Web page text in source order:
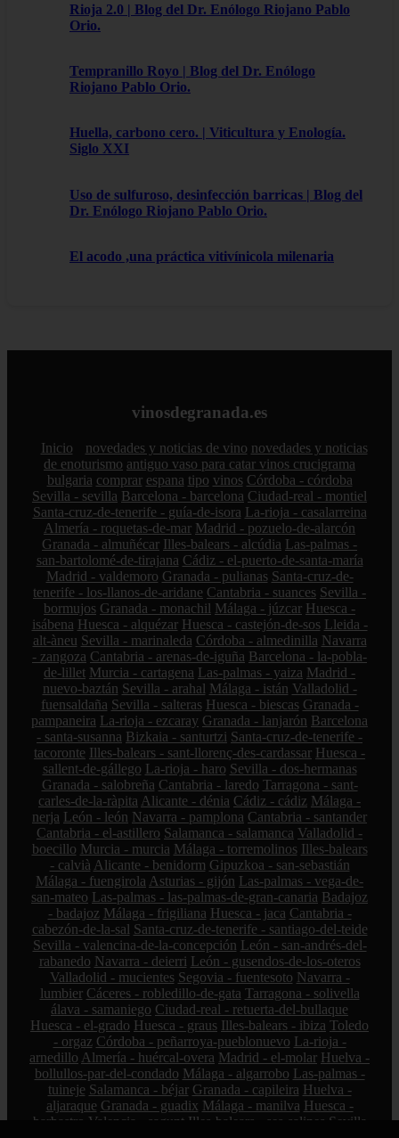
Rioja 2.0 | Blog del Dr. Enólogo Riojano Pablo
Orio.
Tempranillo Royo | Blog del Dr. Enólogo
Riojano Pablo Orio.
Huella, carbono cero. | Viticultura y Enología.
Siglo XXI
Uso de sulfuroso, desinfección barricas | Blog del
Dr. Enólogo Riojano Pablo Orio.
El acodo ,una práctica vitivínicola milenaria
vinosdegranada.es
Inicio novedades y noticias de vino novedades y noticias
de enoturismo antiguo vaso para catar vinos crucigrama
bulgaria comprar espana tipo vinos Córdoba - córdoba
Sevilla - sevilla Barcelona - barcelona Ciudad-real - montiel
Santa-cruz-de-tenerife - guía-de-isora La-rioja - casalarreina
Almería - roquetas-de-mar Madrid - pozuelo-de-alarcón
Granada - almuñécar Illes-balears - alcúdia Las-palmas -
san-bartolomé-de-tirajana Cádiz - el-puerto-de-santa-maría
Madrid - valdemoro Granada - pulianas Santa-cruz-de-
tenerife - los-llanos-de-aridane Cantabria - suances Sevilla -
bormujos Granada - monachil Málaga - júzcar Huesca -
isábena Huesca - alquézar Huesca - castejón-de-sos Lleida -
alt-àneu Sevilla - marinaleda Córdoba - almedinilla Navarra
- zangoza Cantabria - arenas-de-iguña Barcelona - la-pobla-
de-lillet Murcia - cartagena Las-palmas - yaiza Madrid -
nuevo-baztán Sevilla - arahal Málaga - istán Valladolid -
fuensaldaña Sevilla - salteras Huesca - biescas Granada -
pampaneira La-rioja - ezcaray Granada - lanjarón Barcelona
- santa-susanna Bizkaia - santurtzi Santa-cruz-de-tenerife -
tacoronte Illes-balears - sant-llorenç-des-cardassar Huesca -
sallent-de-gállego La-rioja - haro Sevilla - dos-hermanas
Granada - salobreña Cantabria - laredo Tarragona - sant-
carles-de-la-ràpita Alicante - dénia Cádiz - cádiz Málaga -
nerja León - león Navarra - pamplona Cantabria - santander
Cantabria - el-astillero Salamanca - salamanca Valladolid -
boecillo Murcia - murcia Málaga - torremolinos Illes-balears
- calvià Alicante - benidorm Gipuzkoa - san-sebastián
Málaga - fuengirola Asturias - gijón Las-palmas - vega-de-
san-mateo Las-palmas - las-palmas-de-gran-canaria Badajoz
- badajoz Málaga - frigiliana Huesca - jaca Cantabria -
cabezón-de-la-sal Santa-cruz-de-tenerife - santiago-del-teide
Sevilla - valencina-de-la-concepción León - san-andrés-del-
rabanedo Navarra - deierri León - gusendos-de-los-oteros
Valladolid - mucientes Segovia - fuentesoto Navarra -
lumbier Cáceres - robledillo-de-gata Tarragona - solivella
álava - samaniego Ciudad-real - retuerta-del-bullaque
Huesca - el-grado Huesca - graus Illes-balears - ibiza Toledo
- orgaz Córdoba - peñarroya-pueblonuevo La-rioja -
arnedillo Almería - huércal-overa Madrid - el-molar Huelva -
bollullos-par-del-condado Málaga - algarrobo Las-palmas -
tuineje Salamanca - béjar Granada - capileira Huelva -
aljaraque Granada - guadix Málaga - manilva Huesca -
barbastro Valencia - sagunt Illes-balears - ses-salines Sevilla